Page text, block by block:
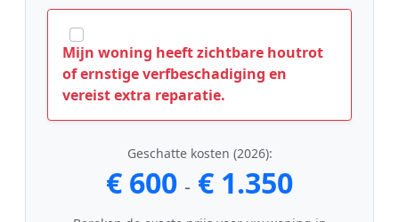
Mijn woning heeft zichtbare houtrot
of ernstige verfbeschadiging en
vereist extra reparatie.
Geschatte kosten (2026):
€ 600 - € 1.350